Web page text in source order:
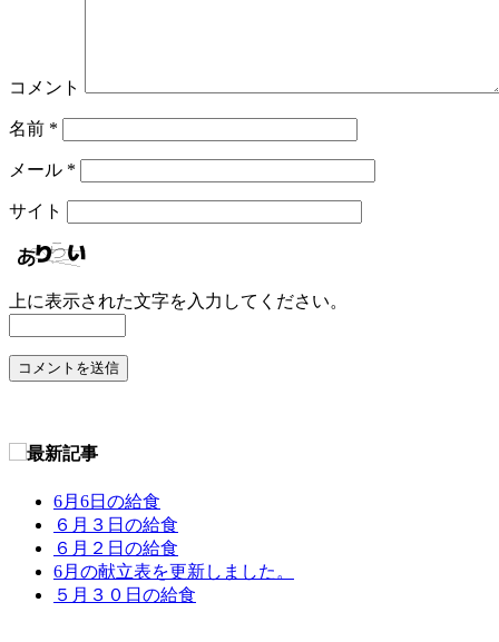
コメント
名前 *
メール *
サイト
上に表示された文字を入力してください。
6月6日の給食
６月３日の給食
６月２日の給食
6月の献立表を更新しました。
５月３０日の給食